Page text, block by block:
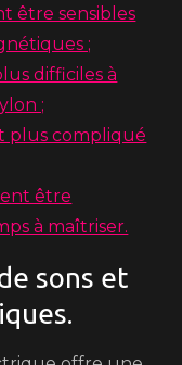
être sensibles
;
difficiles à
;
plus compliqué
être
à maîtriser.
sons et